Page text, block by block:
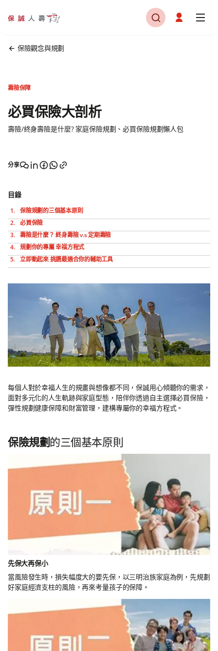
保險觀念與規劃
壽險保障
必買保險大剖析
壽險/終身壽險是什麼? 家庭保險規劃、必買保險規劃懶人包
分享
目錄
保險規劃的三個基本原則
必買保險
壽險是什麼？ 終身壽險 v.s 定期壽險
規劃你的專屬 幸福方程式
立即動起來 挑選最適合你的輔助工具
每個人對於幸福人生的規畫與想像都不同，保誠用心傾聽你的需求，
面對多元化的人生軌跡與家庭型態，陪伴你透過自主選擇必買保險，
彈性規劃健康保障和財富管理，建構專屬你的幸福方程式。
保險規劃的三個基本原則
先保大再保小
當風險發生時，損失幅度大的要先保，以三明治族家庭為例，先規劃
好家庭經濟支柱的風險，再來考量孩子的保障。